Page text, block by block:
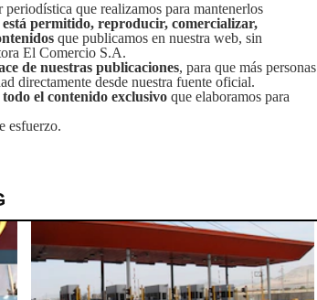
que realizamos para mantenerlos
permitido, reproducir, comercializar,
que publicamos en nuestra web, sin
El Comercio S.A.
de nuestras publicaciones, para que más personas
directamente desde nuestra fuente oficial.
el contenido exclusivo que elaboramos para
esfuerzo.